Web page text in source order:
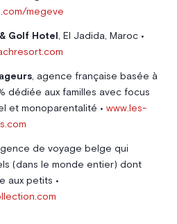
megeve
Golf Hotel
, El Jadida, Maroc •
, agence française basée à
dédiée aux familles avec focus
et monoparentalité • www.les-
de voyage belge qui
(dans le monde entier) dont
aux petits •